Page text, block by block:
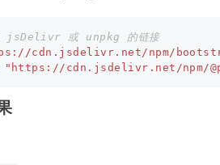
jsDelivr 或 unpkg 的链接
cdn.jsdelivr.net/npm/
"https://cdn.jsdelivr.net/npm/